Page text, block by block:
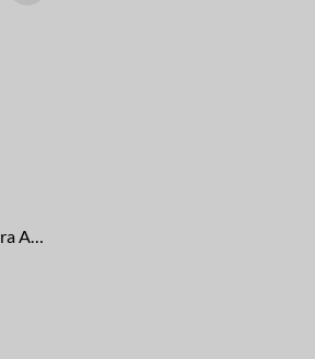
Tea Light Holder Elvira Ash Rose